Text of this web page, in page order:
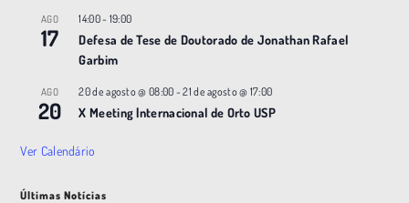
AGO
17
14:00- 19:00
Defesa de Tese de Doutorado de Jonathan Rafael
Garbim
AGO
20
20 de agosto @ 08:00 -21 de agosto @ 17:00
X Meeting |nternacional de Orto USP
Ver Calendário
Últimas Notícias